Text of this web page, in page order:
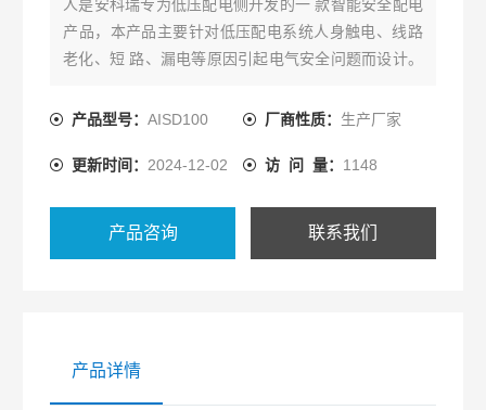
人是安科瑞专为低压配电侧开发的一 款智能安全配电
产品，本产品主要针对低压配电系统人身触电、线路
老化、短 路、漏电等原因引起电气安全问题而设计。
院、康复中心、敬老院、 酒店宾馆、商场商铺、企事
所，为场所内用电设备提供安全可靠的供电。
产品型号：AISD100 厂商性质： 生产厂家
更新时间： 2024-12-02 访 问 量： 1148
产品咨询 联系我们
产品详情